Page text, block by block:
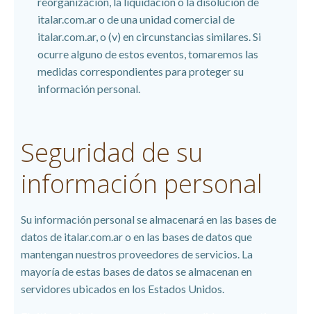
italar.com.ar o de una unidad comercial de
italar.com.ar, o (v) en circunstancias similares. Si
ocurre alguno de estos eventos, tomaremos las
medidas correspondientes para proteger su
información personal.
Seguridad de su
información personal
Su información personal se almacenará en las bases de
datos de italar.com.ar o en las bases de datos que
mantengan nuestros proveedores de servicios. La
mayoría de estas bases de datos se almacenan en
servidores ubicados en los Estados Unidos.